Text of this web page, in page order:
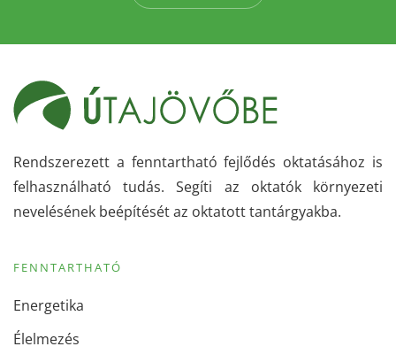
Rendszerezett a fenntartható fejlődés oktatásához is
felhasználható tudás. Segíti az oktatók környezeti
nevelésének beépítését az oktatott tantárgyakba.
FENNTARTHATÓ
Energetika
Élelmezés